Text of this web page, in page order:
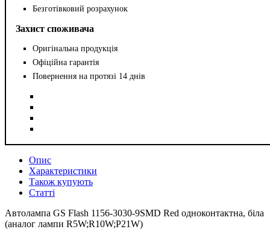
Безготівковий розрахунок
Захист споживача
Оригінальна продукція
Офіційна гарантія
Повернення на протязі 14 днів
Опис
Характеристики
Також купують
Статті
Автолампа GS Flash 1156-3030-9SMD Red одноконтактна, біла
(аналог лампи R5W;R10W;P21W)